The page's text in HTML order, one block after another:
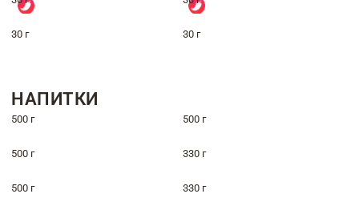
30 г 30 г
НАПИТКИ
500 г 500 г
500 г 330 г
500 г 330 г